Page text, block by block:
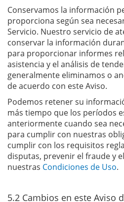
Conservamos la información
proporciona según sea
Servicio. Nuestro servicio de
conservar la información
para proporcionar informes
asistencia y el análisis de
generalmente eliminamos o
de acuerdo con este Aviso.
Podemos retener su
más tiempo que los períodos
anteriormente cuando sea
para cumplir con nuestras
cumplir con los requisitos
disputas, prevenir el fraude y
nuestras Condiciones de Uso.
5.2 Cambios en este Aviso